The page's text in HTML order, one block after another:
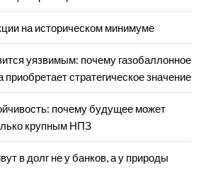
на историческом минимуме
уязвимым: почему газобаллонное
стратегическое значение
почему будущее может
крупным НПЗ
в долг не у банков, а у природы